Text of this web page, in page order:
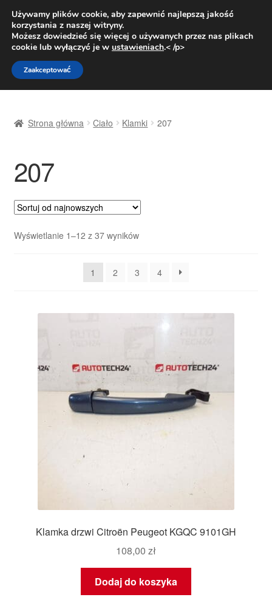
DOSTAWA od 31 zł
Pn.-pt. 9:00-16:00800 003 167
Przejdź
do
nawigacji
Przejdź
do
treści
Dostawa
Dostawa na cały świat
Kontakt
Moje konto
Strona główna Ciało Klamki 207
207
Wyświetlanie 1–12 z 37 wynikówPosortowane
1
2 3 4
Klamka drzwi Citroën Peugeot KGQC 9101GH
108,00 zł
Dodaj do koszyka
Używamy plików cookie, aby zapewnić najlepszą jakość
korzystania z naszej witryny.
Możesz dowiedzieć się więcej o używanych przez nas plikach
cookie lub wyłączyć je w ustawieniach.< /p>
Zaakceptować